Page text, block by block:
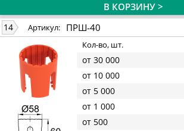
В КОРЗИНУ >
14 Артикул: ПРШ-40
Кол-во, шт.
от 30 000
от 10 000
от 5 000
от 1 000
от 500